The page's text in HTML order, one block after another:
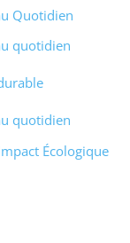
Quotidien
quotidien
quotidien
Écologique